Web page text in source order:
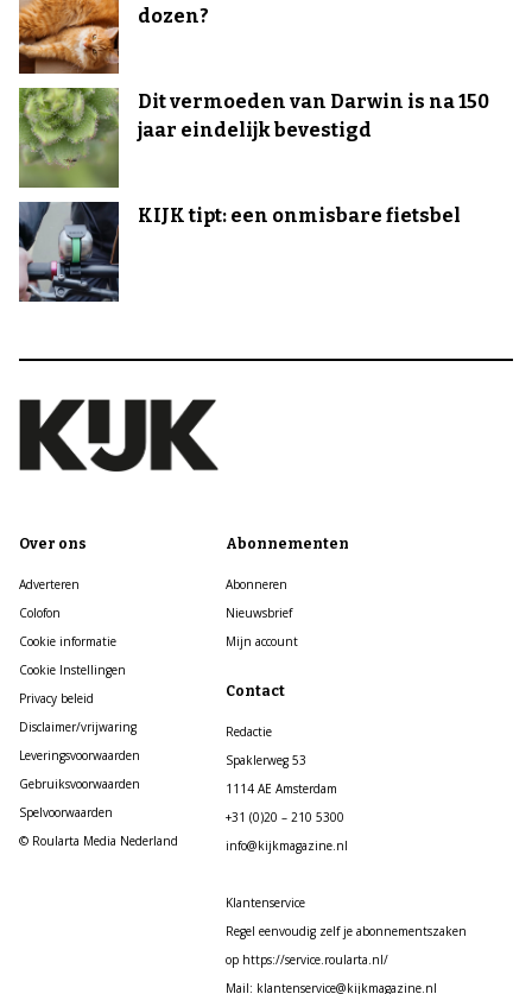
dozen?
Dit vermoeden van Darwin is na 150
jaar eindelijk bevestigd
KIJK tipt: een onmisbare fietsbel
Over ons
Adverteren
Colofon
Cookie informatie
Cookie Instellingen
Privacy beleid
Disclaimer/vrijwaring
Leveringsvoorwaarden
Gebruiksvoorwaarden
Spelvoorwaarden
© Roularta Media Nederland
Abonnementen
Abonneren
Nieuwsbrief
Mijn account
Contact
Redactie
Spaklerweg 53
1114 AE Amsterdam
+31 (0)20 – 210 5300
info@kijkmagazine.nl
Klantenservice
Regel eenvoudig zelf je abonnementszaken
op https://service.roularta.nl/
Mail: klantenservice@kijkmagazine.nl